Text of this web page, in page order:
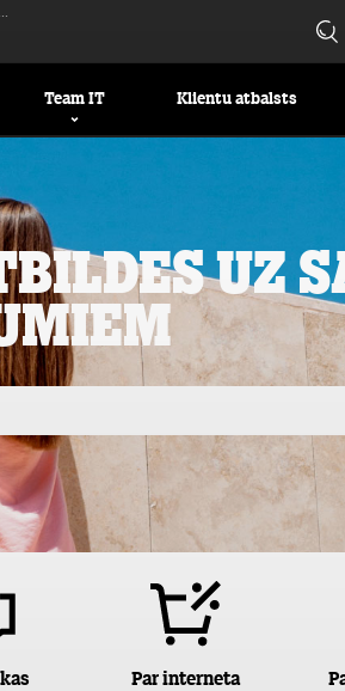
Team IT Klientu atbalsts
uz
Par interneta